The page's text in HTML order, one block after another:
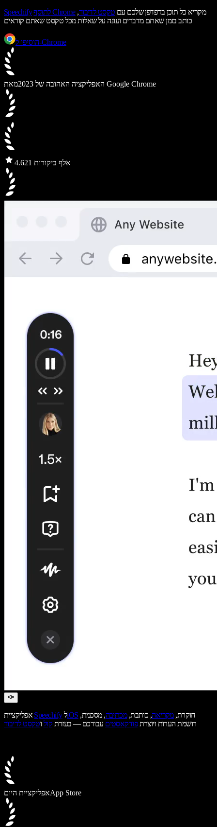
Speechify לתוסף Chrome מקריא כל תוכן בדפדפן שלכם עם טקסט לדיבור,
כותב בזמן שאתם מדברים ועונה על שאלות מכל טקסט שאתם קוראים
הוסיפו ל-Chrome
האפליקציה האהובה של 2023 מאת Google Chrome
4.6 21 אלף ביקורות
אפליקציית Speechify לiOS חוקרת,מקריאה, כותבת,מכתיבה, מסכמת,
רושמת הערות ויוצרתפודקאסטים עבורכם — בעזרת קול וטקסט לדיבור
אפליקציית היוםApp Store